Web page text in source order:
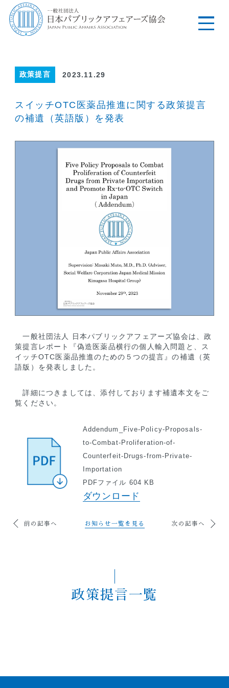
政策提言 2023.11.29
スイッチOTC医薬品推進に関する政策提言
の補遺（英語版）を発表
一般社団法人 日本パブリックアフェアーズ協会は、政
策提言レポート『偽造医薬品横行の個人輸入問題と、ス
イッチOTC医薬品推進のための５つの提言』の補遺（英
語版）を発表しました。
詳細につきましては、添付しております補遺本文をご
覧ください。
Addendum_Five-Policy-Proposals-
to-Combat-Proliferation-of-
Counterfeit-Drugs-from-Private-
Importation
PDFファイル 604 KB
ダウンロード
前の記事へ お知らせ一覧を見る 次の記事へ
政策提言一覧